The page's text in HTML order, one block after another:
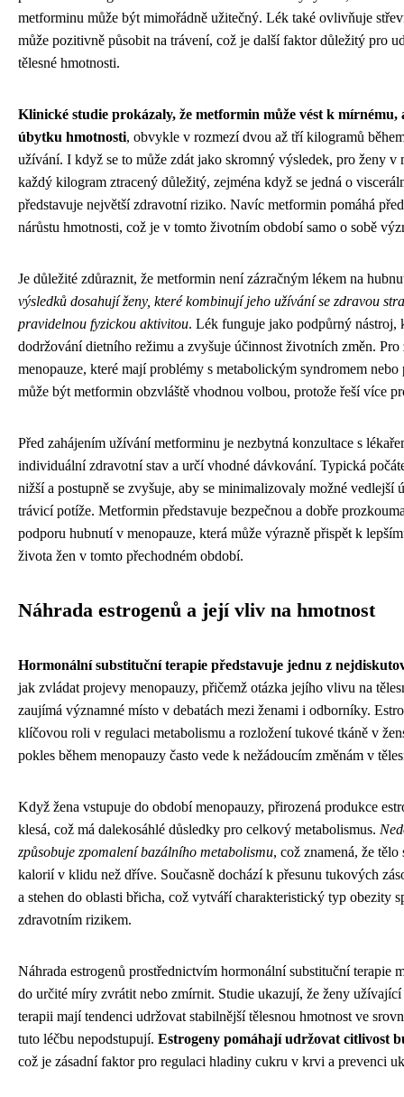
metforminu může být mimořádně užitečný. Lék také ovlivňuje
může pozitivně působit na trávení, což je další faktor důležitý pro
tělesné hmotnosti.
Klinické studie prokázaly, že metformin může vést k mírnému,
úbytku hmotnosti, obvykle v rozmezí dvou až tří kilogramů
užívání. I když se to může zdát jako skromný výsledek, pro ženy v
každý kilogram ztracený důležitý, zejména když se jedná o
představuje největší zdravotní riziko. Navíc metformin pomáhá
nárůstu hmotnosti, což je v tomto životním období samo o sobě
Je důležité zdůraznit, že metformin není zázračným lékem na
výsledků dosahují ženy, které kombinují jeho užívání se zdravou
pravidelnou fyzickou aktivitou. Lék funguje jako podpůrný nástroj,
dodržování dietního režimu a zvyšuje účinnost životních změn. Pro
menopauze, které mají problémy s metabolickým syndromem nebo
může být metformin obzvláště vhodnou volbou, protože řeší více
Před zahájením užívání metforminu je nezbytná konzultace s
individuální zdravotní stav a určí vhodné dávkování. Typická
nižší a postupně se zvyšuje, aby se minimalizovaly možné vedlejší
trávicí potíže. Metformin představuje bezpečnou a dobře
podporu hubnutí v menopauze, která může výrazně přispět k
života žen v tomto přechodném období.
Náhrada estrogenů a její vliv na hmotnost
Hormonální substituční terapie představuje jednu z
jak zvládat projevy menopauzy, přičemž otázka jejího vlivu na
zaujímá významné místo v debatách mezi ženami i odborníky.
klíčovou roli v regulaci metabolismu a rozložení tukové tkáně v
pokles během menopauzy často vede k nežádoucím změnám v
Když žena vstupuje do období menopauzy, přirozená produkce
klesá, což má dalekosáhlé důsledky pro celkový metabolismus.
způsobuje zpomalení bazálního metabolismu, což znamená, že tělo
kalorií v klidu než dříve. Současně dochází k přesunu tukových
a stehen do oblasti břicha, což vytváří charakteristický typ obezity
zdravotním rizikem.
Náhrada estrogenů prostřednictvím hormonální substituční terapie
do určité míry zvrátit nebo zmírnit. Studie ukazují, že ženy užívající
terapii mají tendenci udržovat stabilnější tělesnou hmotnost ve
tuto léčbu nepodstupují. Estrogeny pomáhají udržovat citlivost
což je zásadní faktor pro regulaci hladiny cukru v krvi a prevenci